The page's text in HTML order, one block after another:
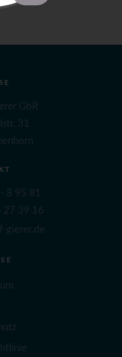
GbR
31
8 95 81
27 39 16
gierer.de